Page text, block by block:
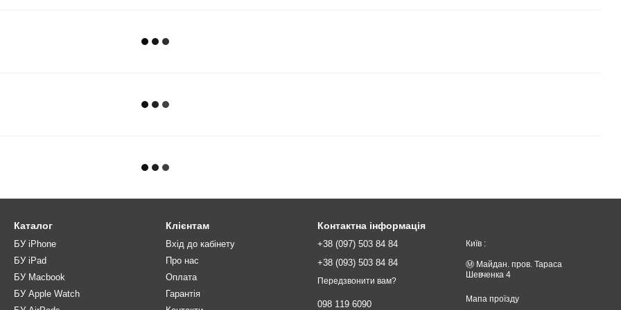
Каталог
БУ iPhone
БУ iPad
БУ Macbook
БУ Apple Watch
Клієнтам
Вхід до кабінету
Про нас
Оплата
Гарантія
Контактна інформація
+38 (097) 503 84 84
+38 (093) 503 84 84
Передзвонити вам?
098 119 6090
Київ :
Ⓜ️ Майдан. пров. Тараса
Шевченка 4
Мапа проїзду